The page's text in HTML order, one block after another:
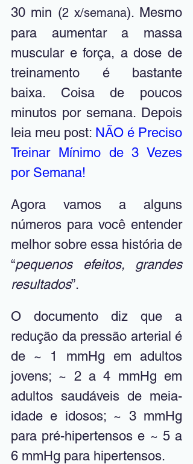
30 min (2 x/semana). Mesmo
para aumentar a massa
muscular e força, a dose de
treinamento é bastante
baixa. Coisa de poucos
minutos por semana. Depois
leia meu post: NÃO é Preciso
Treinar Mínimo de 3 Vezes
por Semana!
Agora vamos a alguns
números para você entender
melhor sobre essa história de
“pequenos efeitos, grandes
resultados”.
O documento diz que a
redução da pressão arterial é
de ~ 1 mmHg em adultos
jovens; ~ 2 a 4 mmHg em
adultos saudáveis de meia-
idade e idosos; ~ 3 mmHg
para pré-hipertensos e ~ 5 a
6 mmHg para hipertensos.